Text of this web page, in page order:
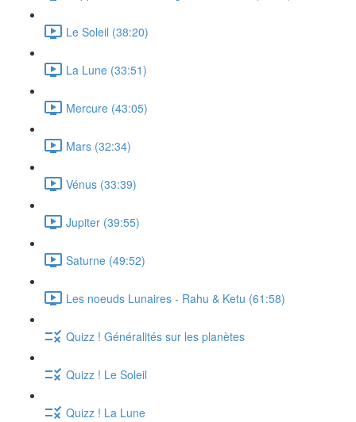
Le Soleil (38:20)
La Lune (33:51)
Mercure (43:05)
Mars (32:34)
Vénus (33:39)
Jupiter (39:55)
Saturne (49:52)
Les noeuds Lunaires - Rahu & Ketu (61:58)
Quizz ! Généralités sur les planètes
Quizz ! Le Soleil
Quizz ! La Lune